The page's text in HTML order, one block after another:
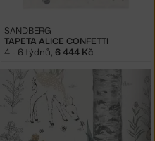
TAPETA ALICE CONFETTI
SANDBERG
4 - 6 týdnů, 6 444 Kč